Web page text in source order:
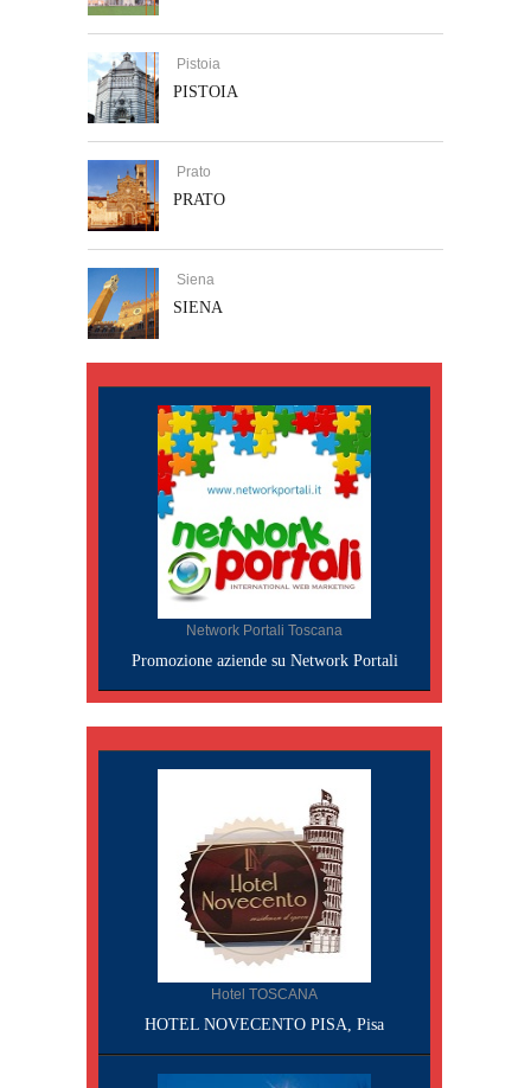
Pistoia
PISTOIA
Prato
PRATO
Siena
SIENA
Network Portali Toscana
Promozione aziende su Network Portali
Hotel TOSCANA
HOTEL NOVECENTO PISA, Pisa